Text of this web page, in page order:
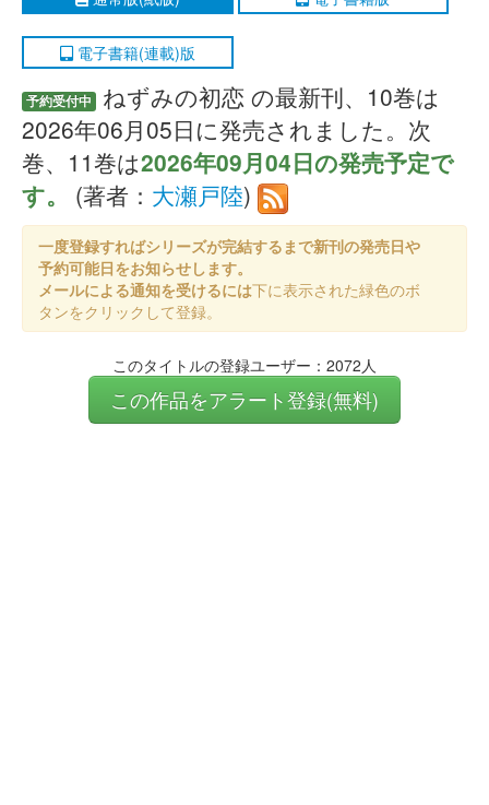
電子書籍(連載)版
予約受付中
ねずみの初恋 の最新刊、10巻は
2026年06月05日に発売されました。次
巻、11巻は2026年09月04日の発売予定で
す。
(著者： 大瀬戸陸)
一度登録すればシリーズが完結するまで新刊の発売日や
予約可能日をお知らせします。
メールによる通知を受けるには下に表示された緑色のボ
タンをクリックして登録。
このタイトルの登録ユーザー：2072人
この作品をアラート登録(無料)